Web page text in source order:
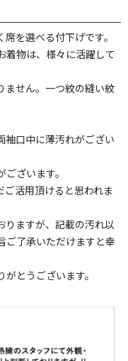
を選べる付下げです。
着物は、様々に活躍して
ません。一つ紋の縫い紋
袖口中に薄汚れがござい
ざいます。
ご活用頂けると思われま
りますが、記載の汚れ以
ご了承いただけますと幸
とうございます。